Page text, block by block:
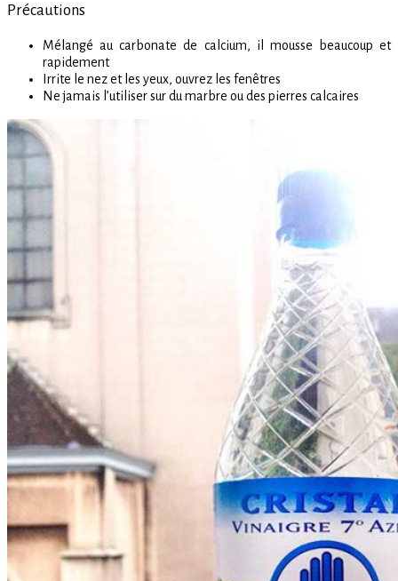
Précautions
Mélangé au carbonate de calcium, il mousse beaucoup et
rapidement
Irrite le nez et les yeux, ouvrez les fenêtres
Ne jamais l’utiliser sur du marbre ou des pierres calcaires